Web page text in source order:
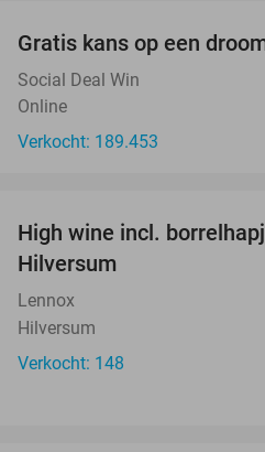
Gratis kans op een
Social Deal Win
Online
Verkocht: 189.453
High wine incl.
Hilversum
Lennox
Hilversum
Verkocht: 148